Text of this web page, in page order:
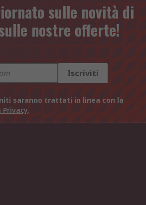
sulle novità di
nostre offerte!
Iscriviti
saranno trattati in linea con la
Privacy.